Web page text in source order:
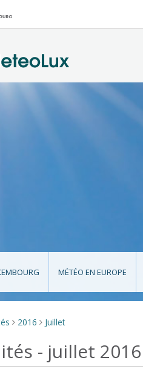
MÉTÉO EN EUROPE
> 2016 > Juillet
- juillet 2016